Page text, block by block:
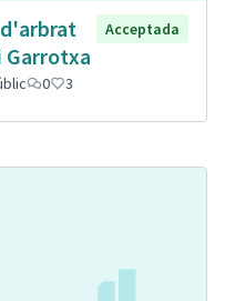
Garrotxa
Acceptada
0 3